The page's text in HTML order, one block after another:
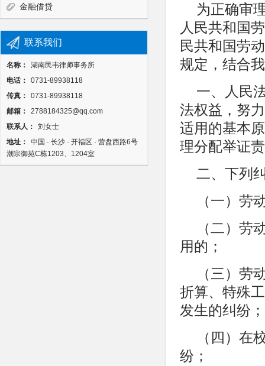
金融借贷
联系我们
名称：
湖南民韦律师事务所
电话：
0731-89938118
传真：
0731-89938118
邮箱：
2788184325@qq.com
联系人：
刘女士
地址：
中国 · 长沙 · 开福区 · 营盘西路6号
潮宗御苑C栋1203、1204室
为正确审
人民共和国
民共和国劳
规定，结合
一、人民
法权益，努
适用的基本
理分配举证
二、下列
（一）劳
（二）劳
用的；
（三）劳
折算、特殊
发生的纠纷；
（四）在
纷；